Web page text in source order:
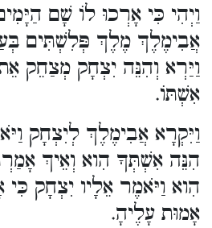
וַיְהִי כִּי אָרְכוּ לוֹ שָׁם
אֲבִימֶלֶךְ מֶלֶךְ פְּלִשְׁתִּים
וַיַּרְא וְהִנֵּה יִצְחָק מְצַחֵק
אִשְׁתּוֹ.
וַיִּקְרָא אֲבִימֶלֶךְ לְיִצְחָק
הִנֵּה אִשְׁתְּךָ הִוא וְאֵיךְ
הִוא וַיֹּאמֶר אֵלָיו יִצְחָק כִּי
אָמוּת עָלֶיהָ.